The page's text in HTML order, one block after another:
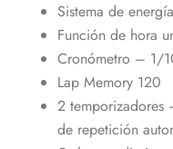
Sistema de
Función de hora
Cronómetro – 1/
Lap Memory 120
2
de repetición